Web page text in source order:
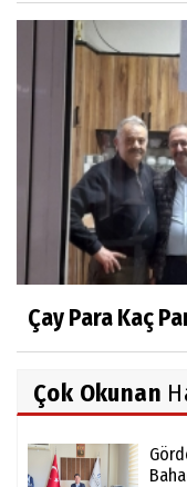
Çay Para Kaç
Çok Okunan